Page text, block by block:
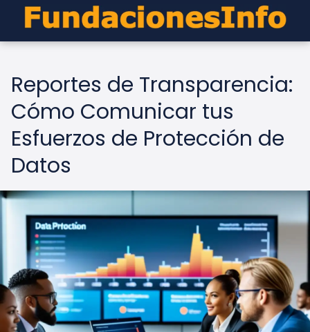
Reportes de Transparencia:
Cómo Comunicar tus
Esfuerzos de Protección de
Datos